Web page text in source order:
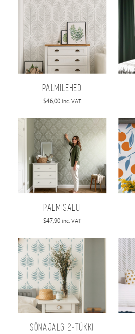
PALMILEHED
$46,00 inc. VAT
PALMISALU
$47,90 inc. VAT
SÕNAJALG 2-TÜKKI